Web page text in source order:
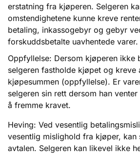
erstatning fra kjøperen. Selgeren
omstendighetene kunne kreve
betaling, inkassogebyr og gebyr
forskuddsbetalte uavhentede varer.
Oppfyllelse: Dersom kjøperen ikke
selgeren fastholde kjøpet og kreve
kjøpesummen (oppfyllelse). Er
selgeren sin rett dersom han
å fremme kravet.
Heving: Ved vesentlig
vesentlig mislighold fra kjøper, kan
avtalen. Selgeren kan likevel ikke